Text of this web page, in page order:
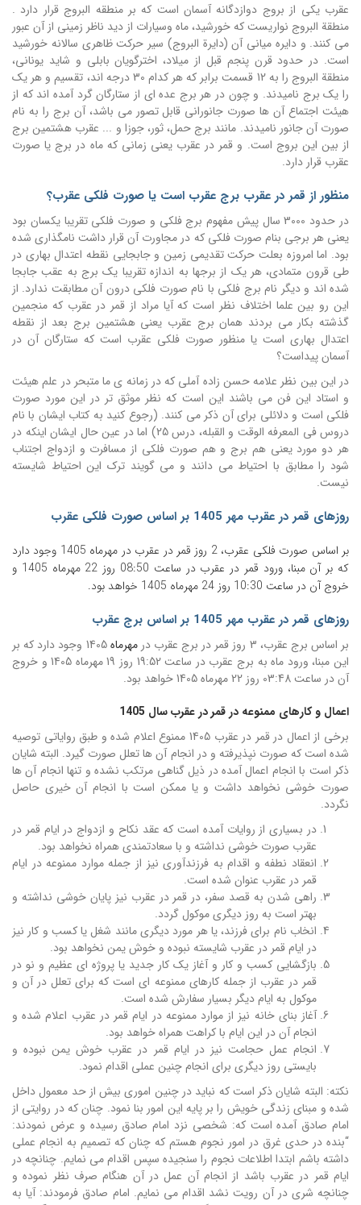
عقرب یکی از بروج دوازدگانه آسمان است که بر منطقه البروج قرار دارد .
منطقة البروج نواریست که خورشید، ماه وسیارات از دید ناظر زمینی از آن عبور
می کنند. و دایره میانی آن (دایرة البروج) سیر حرکت ظاهری سالانه خورشید
است. در حدود قرن پنجم قبل از میلاد، اخترگویان بابلی و شاید یونانی،
منطقة البروج را به 12 قسمت برابر که هر کدام 30 درجه اند، تقسیم و هر یک
را یک برج نامیدند. و چون در هر برج عده‏ اى از ستارگان گرد آمده‏ اند که از
هیئت اجتماع آن ها صورت جانورانى قابل تصور می باشد، آن برج را به نام
صورت آن جانور نامیدند. مانند برج حمل، ثور، جوزا و ... عقرب هشتمین برج
از بین این بروج است. و قمر در عقرب یعنی زمانی که ماه در برج یا صورت
عقرب قرار دارد.
منظور از قمر در عقرب برج عقرب است یا صورت فلکی عقرب؟
در حدود 3000 سال پیش مفهوم برج فلکی و صورت فلکی تقریبا یکسان بود
یعنی هر برجی بنام صورت فلکی که در مجاورت آن قرار داشت نامگذاری شده
بود. اما امروزه بعلت حرکت تقدیمی زمین و جابجایی نقطه اعتدال بهاری در
طی قرون متمادی، هر یک از برجها به اندازه تقریبا یک برج به عقب جابجا
شده اند و دیگر نام برج فلکی با نام صورت فلکی درون آن مطابقت ندارد. از
این رو بین علما اختلاف نظر است که آیا مراد از قمر در عقرب که منجمین
گذشته بکار می بردند همان برج عقرب یعنی هشتمین برج بعد از نقطه
اعتدال بهاری است یا منظور صورت فلکی عقرب است که ستارگان آن در
آسمان پیداست؟
در این بین نظر علامه حسن زاده آملی که در زمانه ی ما متبحر در علم هیئت
و استاد این فن می باشند این است که نظر موثق تر در این مورد صورت
فلکی است و دلائلی برای آن ذکر می کنند. (رجوع کنید به کتاب ایشان با نام
دروس فی المعرفه الوقت و القبله، درس 25) اما در عین حال ایشان اینکه در
هر دو مورد یعنی هم برج و هم صورت فلکی از مسافرت و ازدواج اجتناب
شود را مطابق با احتیاط می دانند و می گویند ترک این احتیاط شایسته
نیست.
روزهای قمر در عقرب مهر بر اساس صورت فلکی عقرب
بر اساس صورت فلکی عقرب، 2 روز قمر در عقرب در مهرماه 1405 وجود دارد
که بر آن مبنا، ورود قمر در عقرب در ساعت 08:50 روز 22 مهر
ماه 1405
و
خروج آن در ساعت 10:30 روز 24 مهرماه 1405
خواهد بود.
روزهای قمر در عقرب مهر 1405 بر اساس برج عقرب
بر اساس برج عقرب، 3 روز قمر در برج عقرب در مهرماه
1405 وجود دارد که بر
این مبنا، ورود ماه به برج عقرب در ساعت 19:52 روز 19 مهرماه 1405 و خروج
آن در ساعت 03:48 روز 22 مهرماه 1405 خواهد بود.
اعمال و کارهای ممنوعه در قمر در عقرب سال 1405
برخی از اعمال در قمر در عقرب 1405 ممنوع اعلام شده و طبق روایاتی توصیه
شده است که صورت نپذیرفته و در انجام آن ها تعلل صورت گیرد. البته شایان
ذکر است با انجام اعمال آمده در ذیل گناهی مرتکب نشده و تنها انجام آن ها
صورت خوشی نخواهد داشت و یا ممکن است با انجام آن خیری حاصل
نگردد.
در بسیاری از روایات آمده است که عقد نکاح و ازدواج در ایام قمر در
عقرب صورت خوشی نداشته و با سعادتمندی همراه نخواهد بود.
انعقاد نطفه و اقدام به فرزندآوری نیز از جمله موارد ممنوعه در ایام
قمر در عقرب عنوان شده است.
راهی شدن به قصد سفر، در قمر در عقرب نیز پایان خوشی نداشته و
بهتر است به روز دیگری موکول گردد.
انخاب نام برای فرزند، یا هر مورد دیگری مانند شغل یا کسب و کار نیز
در ایام قمر در عقرب شایسته نبوده و خوش یمن نخواهد بود.
بازگشایی کسب و کار و آغاز یک کار جدید یا پروژه ای عظیم و نو در
قمر در عقرب از جمله کارهای ممنوعه ای است که برای تعلل در آن و
موکول به ایام دیگر بسیار سفارش شده است.
آغاز بنای خانه نیز از موارد ممنوعه در ایام قمر در عقرب اعلام شده و
انجام آن در این ایام با کراهت همراه خواهد بود.
انجام عمل حجامت نیز در ایام قمر در عقرب خوش یمن نبوده و
بایستی روز دیگری برای انجام چنین عملی اقدام نمود.
نکته: البته شایان ذکر است که نباید در چنین اموری بیش از حد معمول داخل
شده و مبنای زندگی خویش را بر پایه این امور بنا نمود. چنان که در روایتی از
امام صادق آمده است که: شخصی نزد امام صادق رسیده و عرض نمودند:
“بنده در حدی غرق در امور نجوم هستم که چنان که تصمیم به انجام عملی
داشته باشم ابتدا اطلاعات نجوم را سنجیده سپس اقدام می نمایم. چنانچه در
ایام قمر در عقرب باشد از انجام آن عمل در آن هنگام صرف نظر نموده و
چنانچه شری در آن رویت نشد اقدام می نمایم. امام صادق فرمودند: آیا به